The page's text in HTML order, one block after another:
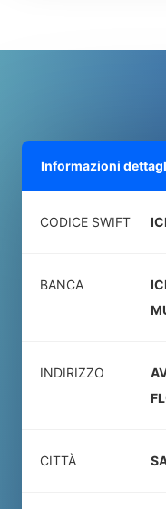
Informazioni
CODICE SWIFT
BANCA
INDIRIZZO
CITTÀ